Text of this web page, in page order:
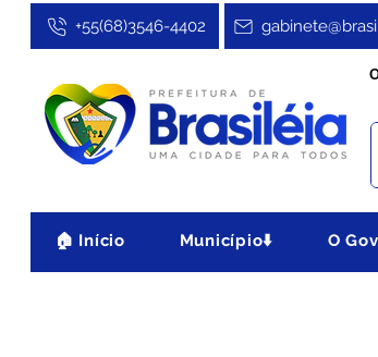
+55(68)3546-4402
🏠 Início Município⬇️ O